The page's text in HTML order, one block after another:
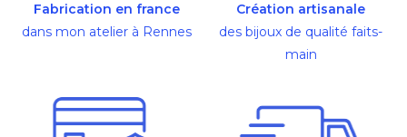
Fabrication en france
dans mon atelier à Rennes
Création artisanale
des bijoux de qualité faits-
main